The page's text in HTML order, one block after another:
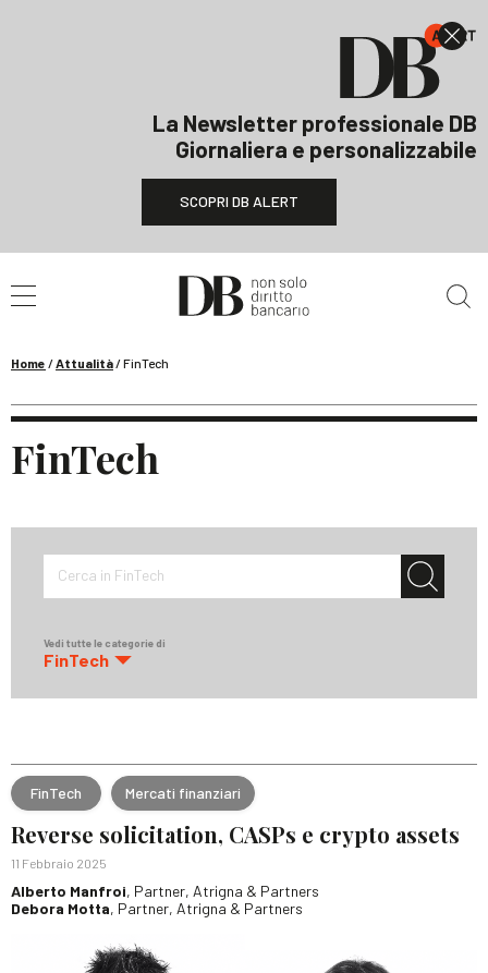
La Newsletter professionale DB
Giornaliera e personalizzabile
SCOPRI DB ALERT
Home /Attualità/FinTech
FinTech
Cerca in FinTech
Vedi tutte le categorie di
FinTech
FinTech Mercati finanziari
Reverse solicitation, CASPs e crypto assets
11 Febbraio 2025
Alberto Manfroi, Partner, Atrigna & Partners
Debora Motta, Partner, Atrigna & Partners